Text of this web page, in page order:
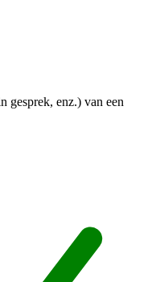
gesprek, enz.) van een